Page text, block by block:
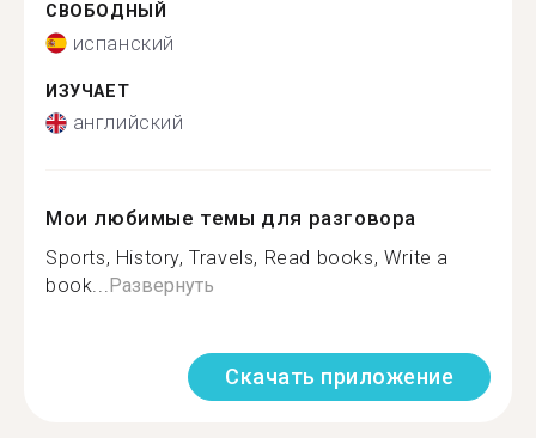
СВОБОДНЫЙ
испанский
ИЗУЧАЕТ
английский
Мои любимые темы для разговора
Sports, History, Travels, Read books, Write a
book...Развернуть
Скачать приложение